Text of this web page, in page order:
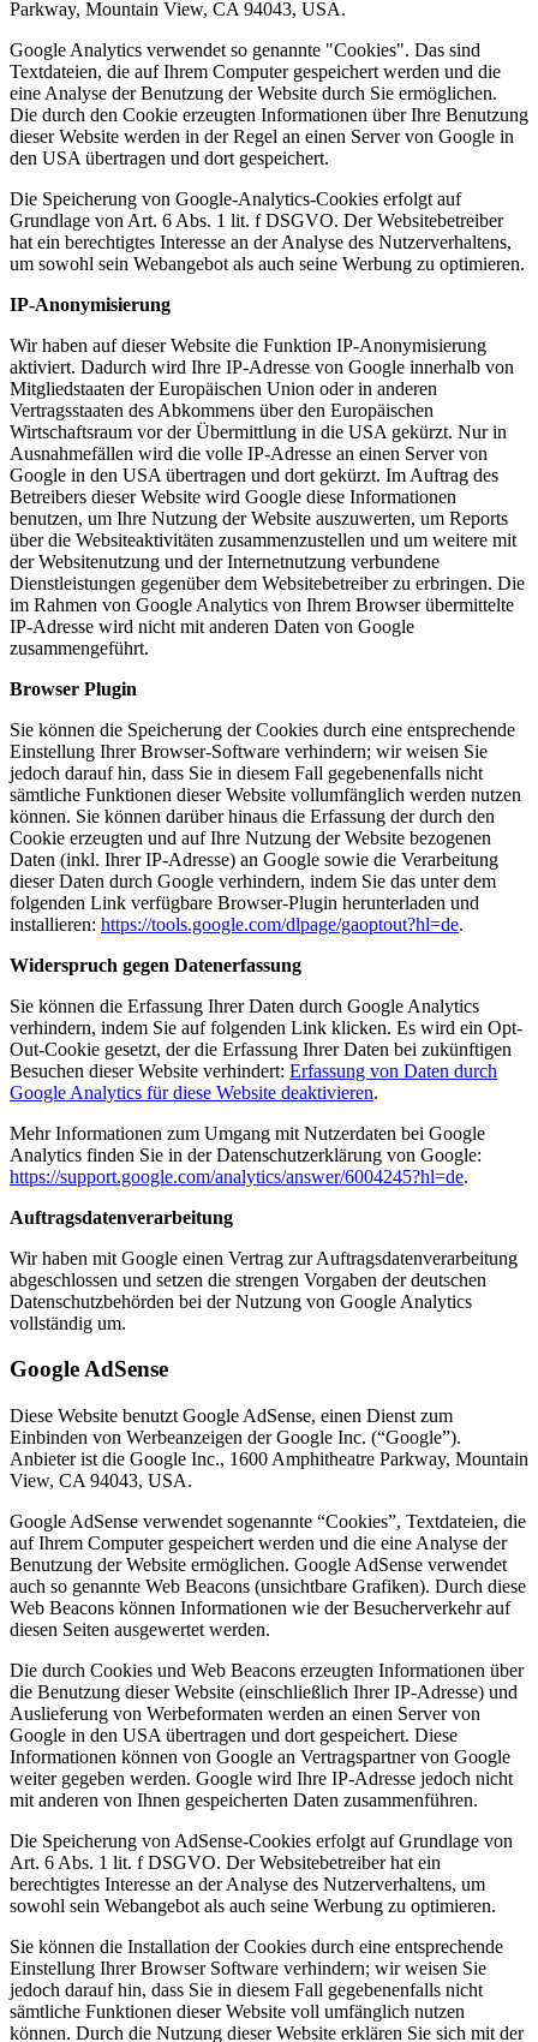
Parkway, Mountain View, CA 94043, USA.
Google Analytics verwendet so genannte "Cookies". Das sind
Textdateien, die auf Ihrem Computer gespeichert werden und die
eine Analyse der Benutzung der Website durch Sie ermöglichen.
Die durch den Cookie erzeugten Informationen über Ihre Benutzung
dieser Website werden in der Regel an einen Server von Google in
den USA übertragen und dort gespeichert.
Die Speicherung von Google-Analytics-Cookies erfolgt auf
Grundlage von Art. 6 Abs. 1 lit. f DSGVO. Der Websitebetreiber
hat ein berechtigtes Interesse an der Analyse des Nutzerverhaltens,
um sowohl sein Webangebot als auch seine Werbung zu optimieren.
IP-Anonymisierung
Wir haben auf dieser Website die Funktion IP-Anonymisierung
aktiviert. Dadurch wird Ihre IP-Adresse von Google innerhalb von
Mitgliedstaaten der Europäischen Union oder in anderen
Vertragsstaaten des Abkommens über den Europäischen
Wirtschaftsraum vor der Übermittlung in die USA gekürzt. Nur in
Ausnahmefällen wird die volle IP-Adresse an einen Server von
Google in den USA übertragen und dort gekürzt. Im Auftrag des
Betreibers dieser Website wird Google diese Informationen
benutzen, um Ihre Nutzung der Website auszuwerten, um Reports
über die Websiteaktivitäten zusammenzustellen und um weitere mit
der Websitenutzung und der Internetnutzung verbundene
Dienstleistungen gegenüber dem Websitebetreiber zu erbringen. Die
im Rahmen von Google Analytics von Ihrem Browser übermittelte
IP-Adresse wird nicht mit anderen Daten von Google
zusammengeführt.
Browser Plugin
Sie können die Speicherung der Cookies durch eine entsprechende
Einstellung Ihrer Browser-Software verhindern; wir weisen Sie
jedoch darauf hin, dass Sie in diesem Fall gegebenenfalls nicht
sämtliche Funktionen dieser Website vollumfänglich werden nutzen
können. Sie können darüber hinaus die Erfassung der durch den
Cookie erzeugten und auf Ihre Nutzung der Website bezogenen
Daten (inkl. Ihrer IP-Adresse) an Google sowie die Verarbeitung
dieser Daten durch Google verhindern, indem Sie das unter dem
folgenden Link verfügbare Browser-Plugin herunterladen und
installieren: https://tools.google.com/dlpage/gaoptout?hl=de.
Widerspruch gegen Datenerfassung
Sie können die Erfassung Ihrer Daten durch Google Analytics
verhindern, indem Sie auf folgenden Link klicken. Es wird ein Opt-
Out-Cookie gesetzt, der die Erfassung Ihrer Daten bei zukünftigen
Besuchen dieser Website verhindert: Erfassung von Daten durch
Google Analytics für diese Website deaktivieren.
Mehr Informationen zum Umgang mit Nutzerdaten bei Google
Analytics finden Sie in der Datenschutzerklärung von Google:
https://support.google.com/analytics/answer/6004245?hl=de.
Auftragsdatenverarbeitung
Wir haben mit Google einen Vertrag zur Auftragsdatenverarbeitung
abgeschlossen und setzen die strengen Vorgaben der deutschen
Datenschutzbehörden bei der Nutzung von Google Analytics
vollständig um.
Google AdSense
Diese Website benutzt Google AdSense, einen Dienst zum
Einbinden von Werbeanzeigen der Google Inc. (“Google”).
Anbieter ist die Google Inc., 1600 Amphitheatre Parkway, Mountain
View, CA 94043, USA.
Google AdSense verwendet sogenannte “Cookies”, Textdateien, die
auf Ihrem Computer gespeichert werden und die eine Analyse der
Benutzung der Website ermöglichen. Google AdSense verwendet
auch so genannte Web Beacons (unsichtbare Grafiken). Durch diese
Web Beacons können Informationen wie der Besucherverkehr auf
diesen Seiten ausgewertet werden.
Die durch Cookies und Web Beacons erzeugten Informationen über
die Benutzung dieser Website (einschließlich Ihrer IP-Adresse) und
Auslieferung von Werbeformaten werden an einen Server von
Google in den USA übertragen und dort gespeichert. Diese
Informationen können von Google an Vertragspartner von Google
weiter gegeben werden. Google wird Ihre IP-Adresse jedoch nicht
mit anderen von Ihnen gespeicherten Daten zusammenführen.
Die Speicherung von AdSense-Cookies erfolgt auf Grundlage von
Art. 6 Abs. 1 lit. f DSGVO. Der Websitebetreiber hat ein
berechtigtes Interesse an der Analyse des Nutzerverhaltens, um
sowohl sein Webangebot als auch seine Werbung zu optimieren.
Sie können die Installation der Cookies durch eine entsprechende
Einstellung Ihrer Browser Software verhindern; wir weisen Sie
jedoch darauf hin, dass Sie in diesem Fall gegebenenfalls nicht
sämtliche Funktionen dieser Website voll umfänglich nutzen
können. Durch die Nutzung dieser Website erklären Sie sich mit der